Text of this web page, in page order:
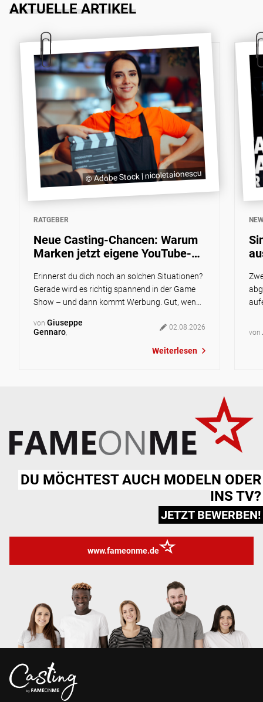
AKTUELLE ARTIKEL
© Adobe Stock | nicoletaionescu
RATGEBER
Neue Casting-Chancen: Warum
Marken jetzt eigene YouTube-
mitmachen kannst
Erinnerst du dich noch an solchen Situationen?
Gerade wird es richtig spannend in der Game
Show – und dann kommt Werbung. Gut, wenn
oder deine Snacks leer sind. Schlecht, wenn du
Heute läuft das zunehmend anders: Anstatt im
von Giuseppe
Gennaro,
02.08.2026
Weiterlesen
von
DU MÖCHTEST AUCH MODELN ODER
INS TV?
JETZT BEWERBEN!
www.fameonme.de